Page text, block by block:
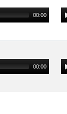
00:00
00:00